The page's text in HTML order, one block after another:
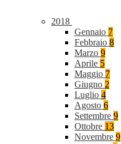
2018
Gennaio 7
Febbraio 8
Marzo 9
Aprile 5
Maggio 7
Giugno 2
Luglio 4
Agosto 6
Settembre 9
Ottobre 13
Novembre 9